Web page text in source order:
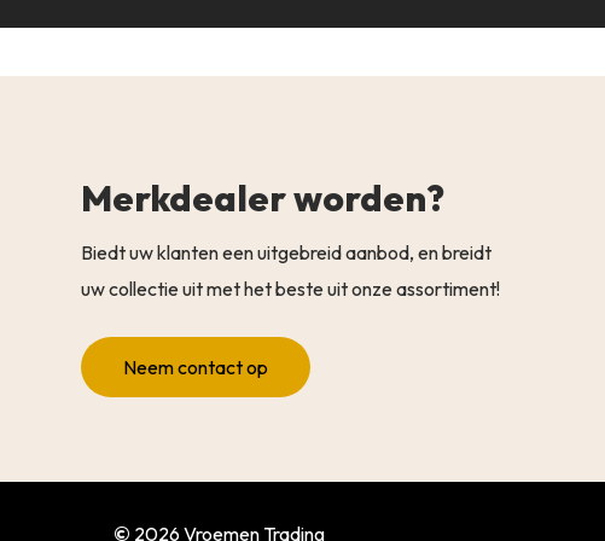
Merkdealer worden?
Biedt uw klanten een uitgebreid aanbod, en breidt
uw collectie uit met het beste uit onze assortiment!
Neem contact op
© 2026Vroemen Trading